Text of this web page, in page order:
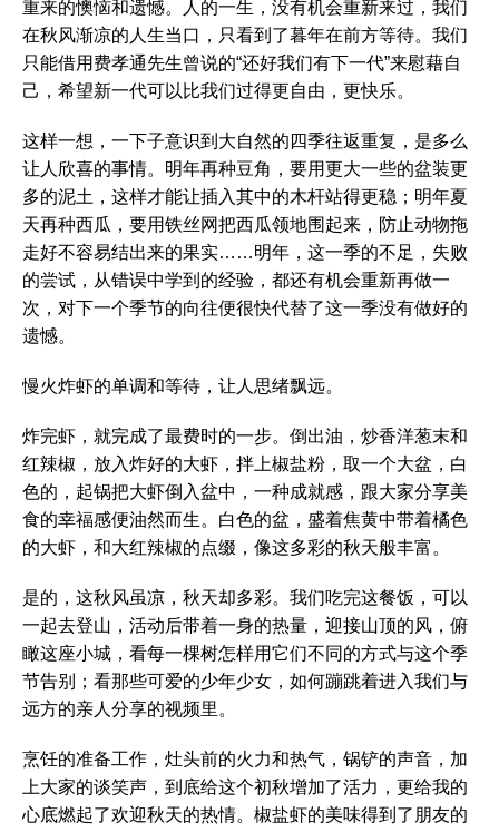
重来的懊恼和遗憾。人的一生，没有机会重新来过，我们
在秋风渐凉的人生当口，只看到了暮年在前方等待。我们
只能借用费孝通先生曾说的“还好我们有下一代”来慰藉自
己，希望新一代可以比我们过得更自由，更快乐。
这样一想，一下子意识到大自然的四季往返重复，是多么
让人欣喜的事情。明年再种豆角，要用更大一些的盆装更
多的泥土，这样才能让插入其中的木杆站得更稳；明年夏
天再种西瓜，要用铁丝网把西瓜领地围起来，防止动物拖
走好不容易结出来的果实……明年，这一季的不足，失败
的尝试，从错误中学到的经验，都还有机会重新再做一
次，对下一个季节的向往便很快代替了这一季没有做好的
遗憾。
慢火炸虾的单调和等待，让人思绪飘远。
炸完虾，就完成了最费时的一步。倒出油，炒香洋葱末和
红辣椒，放入炸好的大虾，拌上椒盐粉，取一个大盆，白
色的，起锅把大虾倒入盆中，一种成就感，跟大家分享美
食的幸福感便油然而生。白色的盆，盛着焦黄中带着橘色
的大虾，和大红辣椒的点缀，像这多彩的秋天般丰富。
是的，这秋风虽凉，秋天却多彩。我们吃完这餐饭，可以
一起去登山，活动后带着一身的热量，迎接山顶的风，俯
瞰这座小城，看每一棵树怎样用它们不同的方式与这个季
节告别；看那些可爱的少年少女，如何蹦跳着进入我们与
远方的亲人分享的视频里。
烹饪的准备工作，灶头前的火力和热气，锅铲的声音，加
上大家的谈笑声，到底给这个初秋增加了活力，更给我的
心底燃起了欢迎秋天的热情。椒盐虾的美味得到了朋友的